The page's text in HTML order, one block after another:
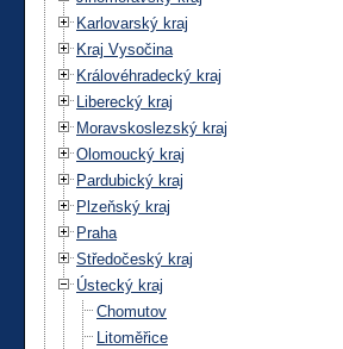
Karlovarský kraj
Kraj Vysočina
Královéhradecký kraj
Liberecký kraj
Moravskoslezský kraj
Olomoucký kraj
Pardubický kraj
Plzeňský kraj
Praha
Středočeský kraj
Ústecký kraj
Chomutov
Litoměřice